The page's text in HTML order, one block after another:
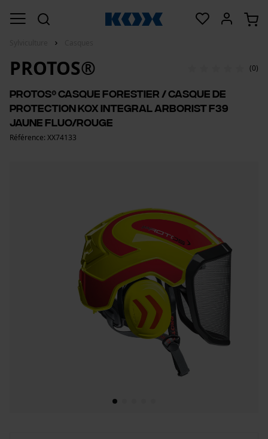
PROTOS® (0)
PROTOS® Casque forestier / casque de
protection KOX Integral Arborist F39
jaune fluo/rouge
Référence: XX74133